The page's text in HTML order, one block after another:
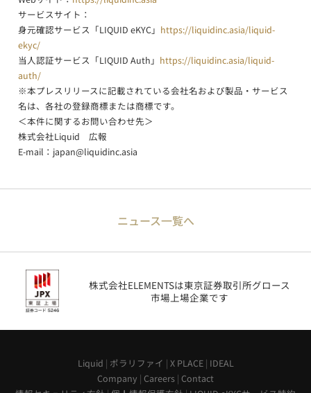
サービスサイト：
身元確認サービス「LIQUID eKYC」 https://liquidinc.asia/liquid-
ekyc/
当人認証サービス「LIQUID Auth」 https://liquidinc.asia/liquid-
auth/
※本プレスリリースに記載されている会社名および製品・サービス
名は、各社の登録商標または商標です。
＜本件に関するお問い合わせ先＞
株式会社Liquid 広報
E-mail： japan@liquidinc.asia
ニュース一覧へ
株式会社ELEMENTSは東京証券取引所グロース
市場上場企業です
Liquid | ポラリファイ | X PLACE| IDEAL
Company | Careers | Contact